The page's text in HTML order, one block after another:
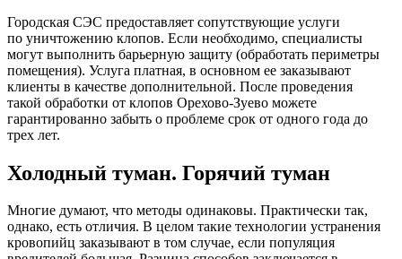
Городская СЭС предоставляет сопутствующие услуги
по уничтожению клопов. Если необходимо, специалисты
могут выполнить барьерную защиту (обработать периметры
помещения). Услуга платная, в основном ее заказывают
клиенты в качестве дополнительной. После проведения
такой обработки от клопов Орехово-Зуево можете
гарантированно забыть о проблеме срок от одного года до
трех лет.
Холодный туман. Горячий туман
Многие думают, что методы одинаковы. Практически так,
однако, есть отличия. В целом такие технологии устранения
кровопийц заказывают в том случае, если популяция